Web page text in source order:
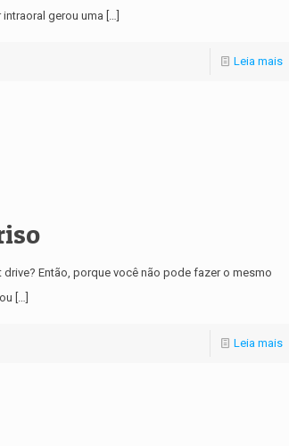
gerou uma […]
Leia mais
Então, porque você não pode fazer o mesmo
[…]
Leia mais